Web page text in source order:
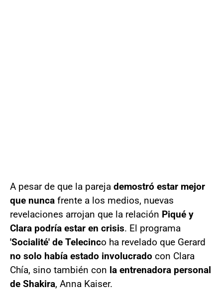
A pesar de que la pareja demostró estar mejor
que nunca frente a los medios, nuevas
revelaciones arrojan que la relación Piqué y
Clara podría estar en crisis. El programa
'Socialité' de Telecinco ha revelado que Gerard
no solo había estado involucrado con Clara
Chía, sino también con la entrenadora personal
de Shakira, Anna Kaiser.